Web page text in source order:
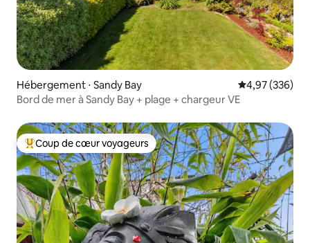
Hébergement ⋅ Sandy Bay Évaluation
4,97 (336)
Bord de mer à Sandy Bay + plage + chargeur VE
Coups de cœur voyageurs les plus appréciés
Coup de cœur voyageurs